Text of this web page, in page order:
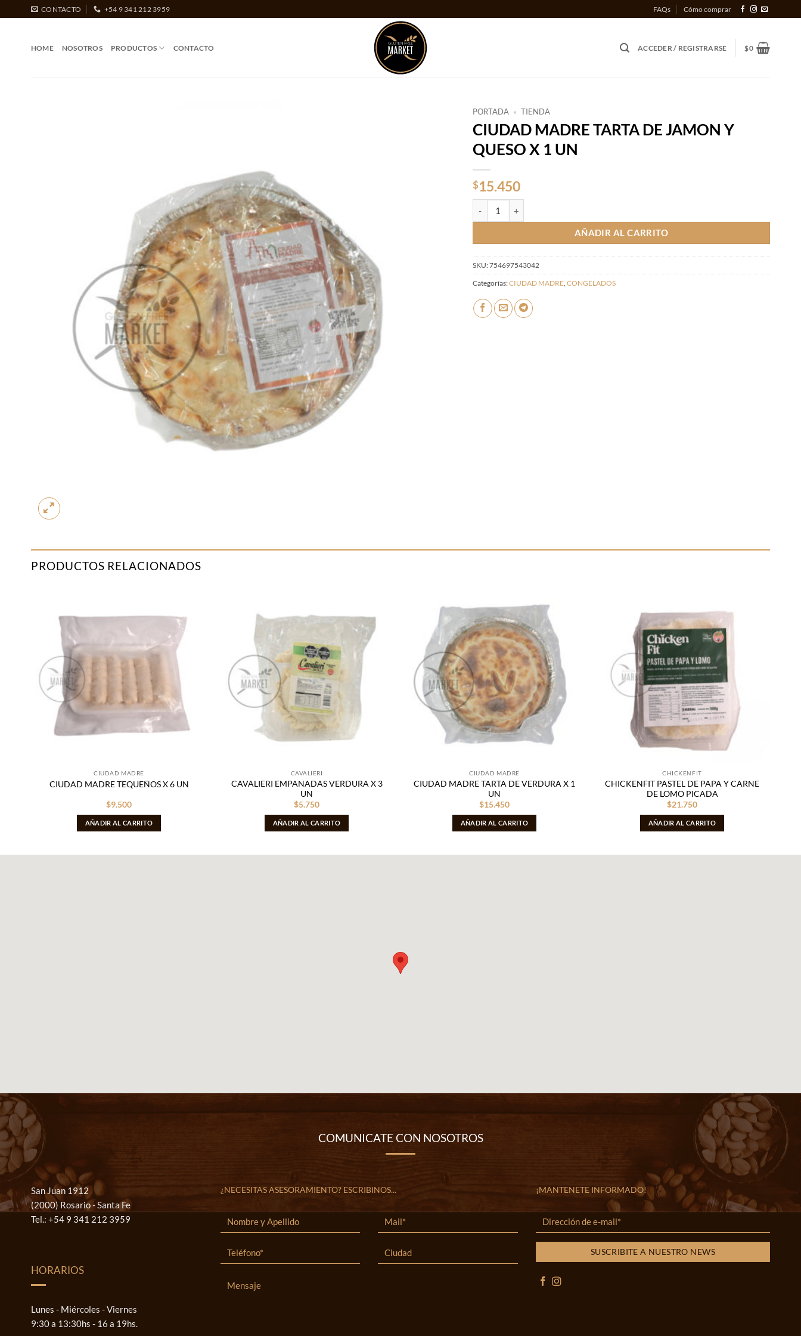
al
CONTACTO +54 9 341 212 3959 FAQs Cómo comprar
HOME NOSOTROS PRODUCTOS CONTACTO ACCEDER / REGISTRARSE $0
PORTADA » TIENDA
CIUDAD MADRE TARTA DE JAMON Y
QUESO X 1 UN
$15.450
AÑADIR AL CARRITO
SKU:754697543042
Categorías:CIUDAD MADRE, CONGELADOS
PRODUCTOS RELACIONADOS
Añadir
a la
lista
CIUDAD MADRE
CIUDAD MADRE TEQUEÑOS X 6 UN
$9.500
AÑADIR AL CARRITO
Añadir
lista
CAVALIERI
CAVALIERI EMPANADAS VERDURA X 3
UN
$5.750
AÑADIR AL CARRITO
lista
deseos
CIUDAD MADRE
CIUDAD MADRE TARTA DE VERDURA X 1
UN
$15.450
AÑADIR AL CARRITO
CHICKENFIT
CHICKENFIT PASTEL DE PAPA Y CARNE
DE LOMO PICADA
$21.750
AÑADIR AL CARRITO
COMUNICATE CON NOSOTROS
San Juan 1912
(2000) Rosario - Santa Fe
Tel.: +54 9 341 212 3959
HORARIOS
Lunes - Miércoles - Viernes
9:30 a 13:30hs - 16 a 19hs.
¿NECESITAS ASESORAMIENTO? ESCRIBINOS... ¡MANTENETE INFORMADO!